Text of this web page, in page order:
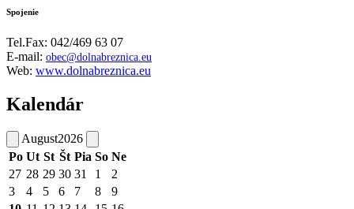
Spojenie
Tel.Fax: 042/469 63 07
E-mail: obec@dolnabreznica.eu
Web: www.dolnabreznica.eu
Kalendár
August2026
Po Ut St Št Pia So Ne
27 28 29 30 31 1
2
3
4 5 6 7 8
9